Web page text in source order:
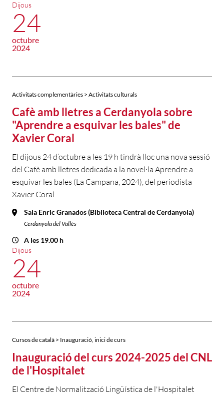
Dijous
24
octubre
2024
Activitats complementàries > Activitats culturals
Cafè amb lletres a Cerdanyola sobre
"Aprendre a esquivar les bales" de
Xavier Coral
El dijous 24 d’octubre a les 19 h tindrà lloc una nova sessió
del Cafè amb lletres dedicada a la novel·la Aprendre a
esquivar les bales (La Campana, 2024), del periodista
Xavier Coral.
Sala Enric Granados (Biblioteca Central de Cerdanyola)
Cerdanyola del Vallès
A les 19.00 h
Dijous
24
octubre
2024
Cursos de català > Inauguració, inici de curs
Inauguració del curs 2024-2025 del CNL
de l'Hospitalet
El Centre de Normalització Lingüística de l'Hospitalet